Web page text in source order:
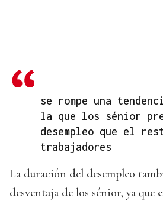
se rompe una
la que los sénior
desempleo que el
trabajadores
La duración del desempleo
desventaja de los sénior, ya que